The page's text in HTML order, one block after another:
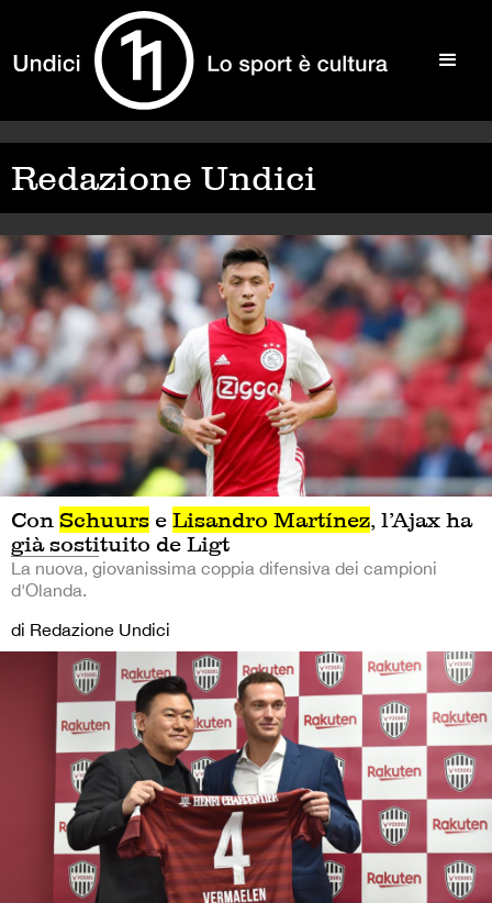
Redazione Undici
Con Schuurs e Lisandro Martínez, l’Ajax ha
già sostituito de Ligt
La nuova, giovanissima coppia difensiva dei campioni
d'Olanda.
di Redazione Undici